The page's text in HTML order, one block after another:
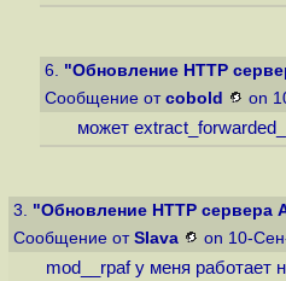
6. "Обновление HTTP
Сообщение от cobold on
может
3. "Обновление HTTP сервера
Сообщение от SIava on 10-
mod__rpaf у меня работает